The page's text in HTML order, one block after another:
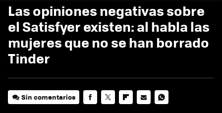
Las opiniones negativas sobre
el Satisfyer existen: al habla las
mujeres que no se han borrado
Tinder
Sin comentarios